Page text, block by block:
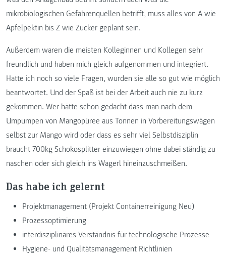
mikrobiologischen Gefahrenquellen betrifft, muss alles von A wie
Apfelpektin bis Z wie Zucker geplant sein.
Außerdem waren die meisten Kolleginnen und Kollegen sehr
freundlich und haben mich gleich aufgenommen und integriert.
Hatte ich noch so viele Fragen, wurden sie alle so gut wie möglich
beantwortet. Und der Spaß ist bei der Arbeit auch nie zu kurz
gekommen. Wer hätte schon gedacht dass man nach dem
Umpumpen von Mangopüree aus Tonnen in Vorbereitungswägen
selbst zur Mango wird oder dass es sehr viel Selbstdisziplin
braucht 700kg Schokosplitter einzuwiegen ohne dabei ständig zu
naschen oder sich gleich ins Wagerl hineinzuschmeißen.
Das habe ich gelernt
Projektmanagement (Projekt Containerreinigung Neu)
Prozessoptimierung
interdisziplinäres Verständnis für technologische Prozesse
Hygiene- und Qualitätsmanagement Richtlinien